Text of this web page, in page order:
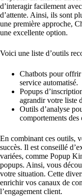
d’interagir facilement
d’attente. Ainsi, ils sont
une première approche,
une excellente option.
Voici une liste d’outils
Chatbots pour offrir
service automatisé.
Popups
agrandir votre liste
Outils d’analyse
comportements des
En combinant ces outils,
succès. Il est conseillé
variées, comme Popup
popups. Ainsi, vous
votre situation. Cette
enrichir vos canaux de
l’engagement client.